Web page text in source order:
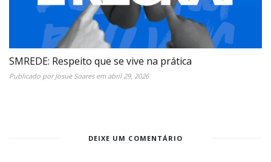
SMREDE: Respeito que se vive na prática
Publicado porJosue Soaresem abril 29, 2026
DEIXE UM COMENTÁRIO